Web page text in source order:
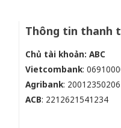
Thông tin thanh
Chủ tài khoản: ABC
Vietcombank:
Agribank:
ACB: 2212621541234